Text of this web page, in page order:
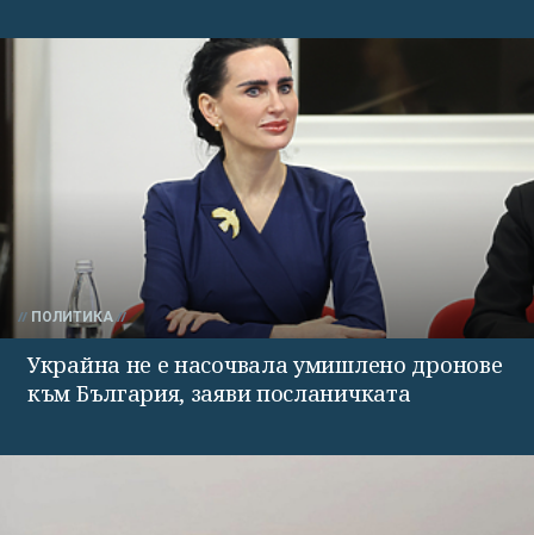
ПОЛИТИКА
Украйна не е насочвала умишлено дронове
към България, заяви посланичката